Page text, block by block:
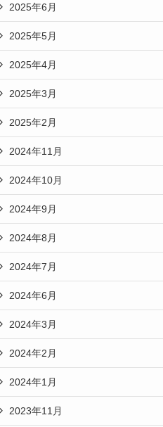
2025年6月
2025年5月
2025年4月
2025年3月
2025年2月
2024年11月
2024年10月
2024年9月
2024年8月
2024年7月
2024年6月
2024年3月
2024年2月
2024年1月
2023年11月